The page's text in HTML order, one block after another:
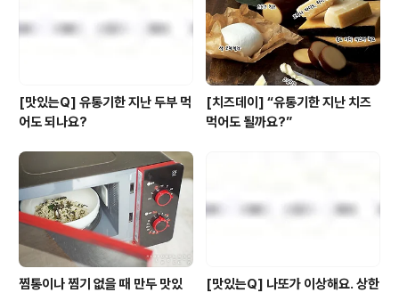
특별 찬스인 만큼 절~대 놓치지 마시길!! . . . 특별한 가격은
오..
[맛있는Q] 유통기한 지난 두부 먹
어도 되나요?
[치즈데이] “유통기한 지난 치즈
먹어도 될까요?”
찜통이나 찜기 없을 때 만두 맛있
[맛있는Q] 나또가 이상해요. 상한